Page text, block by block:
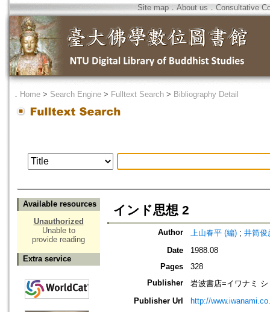
Site map．About us ． Consultative
． Home > Search Engine > Fulltext Search > Bibliography Detail
Available resources
Unauthorized
Unable to
provide reading
Extra service
インド思想 2
Author 上山春平 (編) ; 井筒俊
Date
1988.08
Pages
328
Publisher
岩波書店=イワナミ シ
Publisher Url
http://